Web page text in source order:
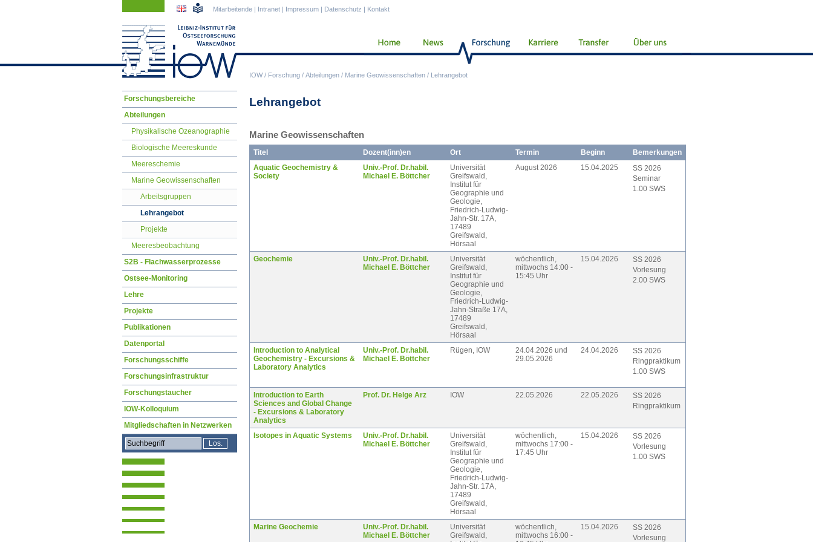
IOW/ Forschung / Abteilungen / Marine Geowissenschaften / Lehrangebot
Mitarbeitende | Intranet | Impressum | Datenschutz | Kontakt
Lehrangebot
Marine Geowissenschaften
Titel Dozent(inn)en Ort Termin Beginn
Bemerkungen
Aquatic Geochemistry &
Society
Univ.-Prof. Dr.habil.
Michael E. Böttcher
Universität
Greifswald,
Institut für
Geographie und
Geologie,
Friedrich-Ludwig-
Jahn-Str. 17A,
17489
Greifswald,
Hörsaal
August 2026 15.04.2025
SS 2026
Seminar
1.00 SWS
Geochemie
Univ.-Prof. Dr.habil.
Michael E. Böttcher
Universität
Greifswald,
Institut für
Geographie und
Geologie,
Friedrich-Ludwig-
Jahn-Straße 17A,
17489
Greifswald,
Hörsaal
wöchentlich,
mittwochs 14:00 -
15:45 Uhr
15.04.2026
SS 2026
Vorlesung
2.00 SWS
Introduction to Analytical
Geochemistry - Excursions &
Laboratory Analytics
Univ.-Prof. Dr.habil.
Michael E. Böttcher
Rügen, IOW
24.04.2026 und
29.05.2026
24.04.2026
SS 2026
Ringpraktikum
1.00 SWS
Introduction to Earth
Sciences and Global Change
- Excursions & Laboratory
Analytics
Prof. Dr. Helge Arz IOW 22.05.2026 22.05.2026
SS 2026
Ringpraktikum
Isotopes in Aquatic Systems
Univ.-Prof. Dr.habil.
Michael E. Böttcher
Universität
Greifswald,
Institut für
Geographie und
Geologie,
Friedrich-Ludwig-
Jahn-Str. 17A,
17489
Greifswald,
Hörsaal
wöchentlich,
mittwochs 17:00 -
17:45 Uhr
15.04.2026
SS 2026
Vorlesung
1.00 SWS
Marine Geochemie
Univ.-Prof. Dr.habil.
Michael E. Böttcher
Universität
Greifswald,
wöchentlich,
mittwochs 16:00 -
15.04.2026
SS 2026
Vorlesung
Navigation
überspringen
Forschungsbereiche
Abteilungen
Physikalische Ozeanographie
Biologische Meereskunde
Meereschemie
Marine Geowissenschaften
Arbeitsgruppen
Lehrangebot
Projekte
Meeresbeobachtung
S2B - Flachwasserprozesse
Ostsee-Monitoring
Lehre
Projekte
Publikationen
Datenportal
Forschungsschiffe
Forschungsinfrastruktur
Forschungstaucher
IOW-Kolloquium
Mitgliedschaften in Netzwerken